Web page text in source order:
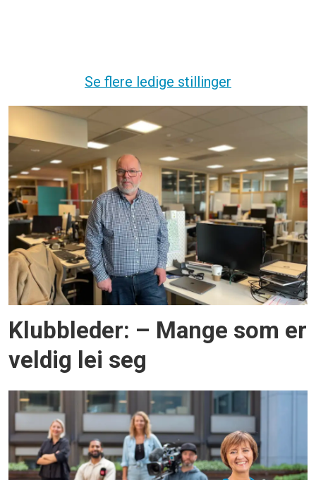
Se flere ledige stillinger
Klubbleder: – Mange som er
veldig lei seg